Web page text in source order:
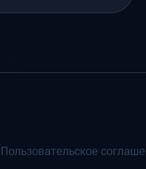
Пользовательское